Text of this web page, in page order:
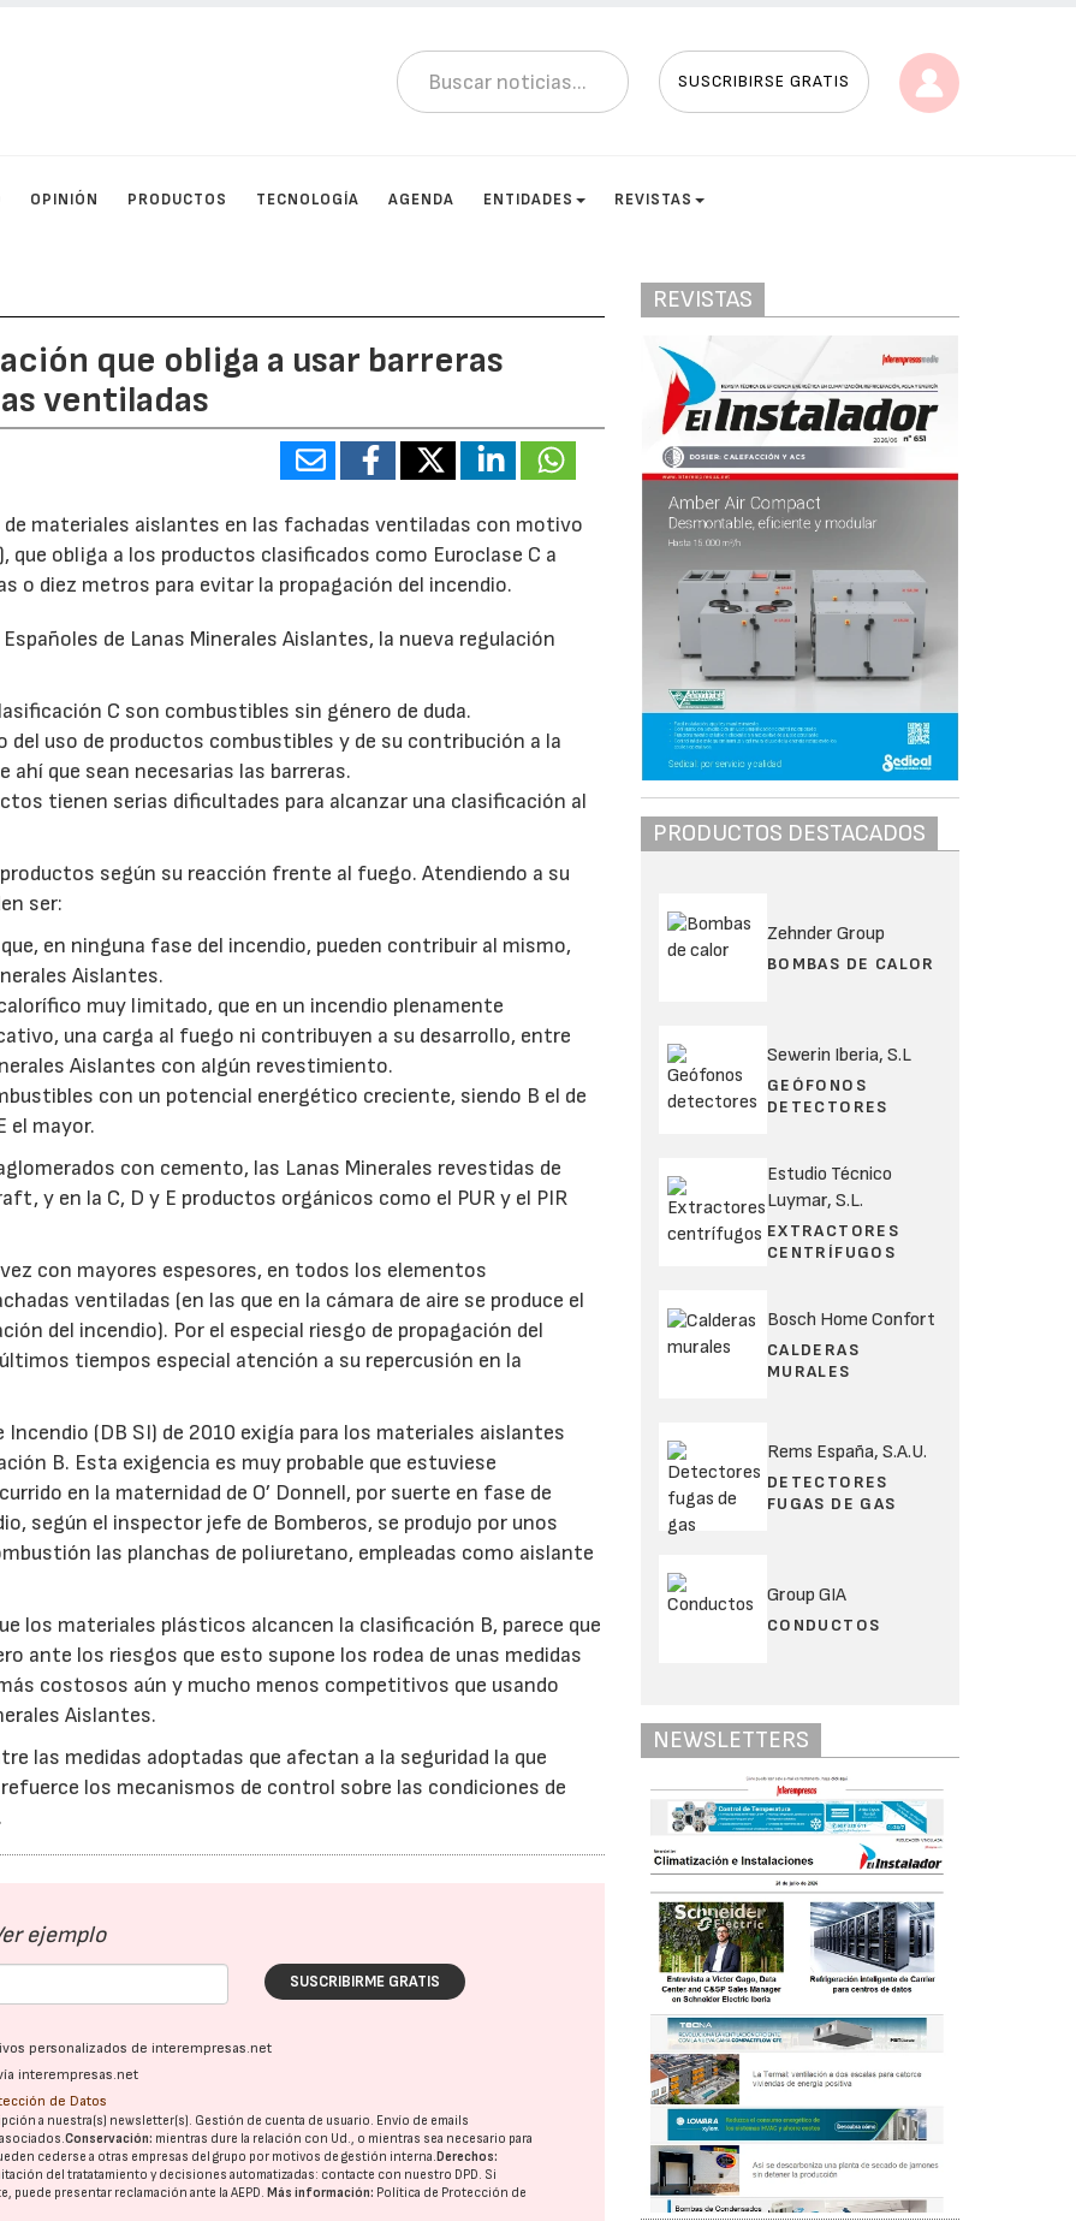
SUSCRIBIRSE GRATIS
OPINIÓN PRODUCTOS TECNOLOGÍA AGENDA ENTIDADES REVISTAS
que obliga a usar barreras
ventiladas
materiales aislantes en las fachadas ventiladas con motivo
que obliga a los productos clasificados como Euroclase C a
o diez metros para evitar la propagación del incendio.
de Lanas Minerales Aislantes, la nueva regulación
C son combustibles sin género de duda.
uso de productos combustibles y de su contribución a la
ahí que sean necesarias las barreras.
tienen serias dificultades para alcanzar una clasificación al
según su reacción frente al fuego. Atendiendo a su
ser:
en ninguna fase del incendio, pueden contribuir al mismo,
Aislantes.
muy limitado, que en un incendio plenamente
una carga al fuego ni contribuyen a su desarrollo, entre
Aislantes con algún revestimiento.
con un potencial energético creciente, siendo B el de
el mayor.
con cemento, las Lanas Minerales revestidas de
y en la C, D y E productos orgánicos como el PUR y el PIR
con mayores espesores, en todos los elementos
ventiladas (en las que en la cámara de aire se produce el
del incendio). Por el especial riesgo de propagación del
tiempos especial atención a su repercusión en la
(DB SI) de 2010 exigía para los materiales aislantes
B. Esta exigencia es muy probable que estuviese
en la maternidad de O’ Donnell, por suerte en fase de
según el inspector jefe de Bomberos, se produjo por unos
las planchas de poliuretano, empleadas como aislante
los materiales plásticos alcancen la clasificación B, parece que
ante los riesgos que esto supone los rodea de unas medidas
costosos aún y mucho menos competitivos que usando
Aislantes.
las medidas adoptadas que afectan a la seguridad la que
los mecanismos de control sobre las condiciones de
ejemplo
SUSCRIBIRME GRATIS
personalizados de interempresas.net
interempresas.net
de Datos
a nuestra(s) newsletter(s). Gestión de cuenta de usuario. Envío de emails
Conservación: mientras dure la relación con Ud., o mientras sea necesario para
cederse a otras empresas del grupo por motivos de gestión interna. Derechos:
del tratatamiento y decisiones automatizadas: contacte con nuestro DPD. Si
puede presentar reclamación ante laAEPD. Más información: Política de Protección de
REVISTAS
PRODUCTOS DESTACADOS
Zehnder Group
BOMBAS DE CALOR
Sewerin Iberia, S.L
GEÓFONOS
DETECTORES
Estudio Técnico
Luymar, S.L.
EXTRACTORES
CENTRÍFUGOS
Bosch Home Confort
CALDERAS
MURALES
Rems España, S.A.U.
DETECTORES
FUGAS DE GAS
Group GIA
CONDUCTOS
NEWSLETTERS